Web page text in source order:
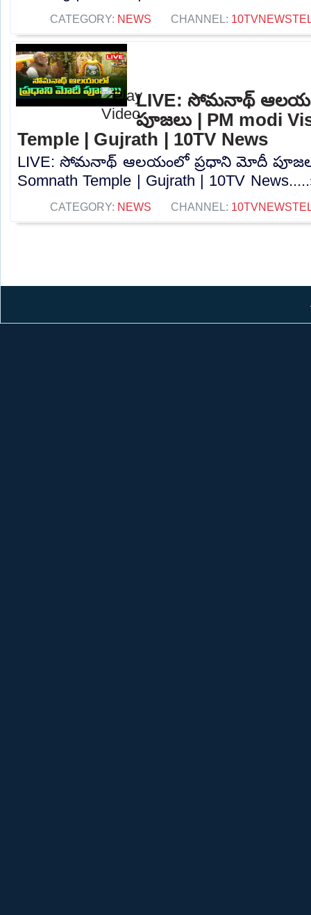
CATEGORY: NEWS CHANNEL:
LIVE: సోమనాథ్‌
పూజలు | PM modi
Temple | Gujrath | 10TV News
LIVE: సోమనాథ్‌ ఆలయంలో ప్రధాని మోదీ పూజలు
Somnath Temple | Gujrath | 10TV
CATEGORY: NEWS CHANNEL: